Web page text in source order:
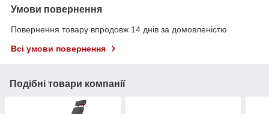
Умови повернення
Повернення товару впродовж 14 днів за домовленістю
Всі умови повернення
Подібні товари компанії